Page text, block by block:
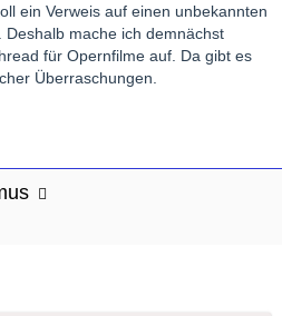
ein Verweis auf einen unbekannten
mache ich demnächst
für Opernfilme auf. Da gibt es
Überraschungen.